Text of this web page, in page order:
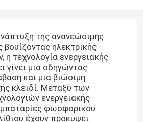
της ανανεώσιμης
βουίζοντας ηλεκτρικής
η τεχνολογία ενεργειακής
γίνει μια οδηγώντας
και μια βιώσιμη
κλειδί. Μεταξύ των
ενεργειακής
φωσφορικού
έχουν προκύψει